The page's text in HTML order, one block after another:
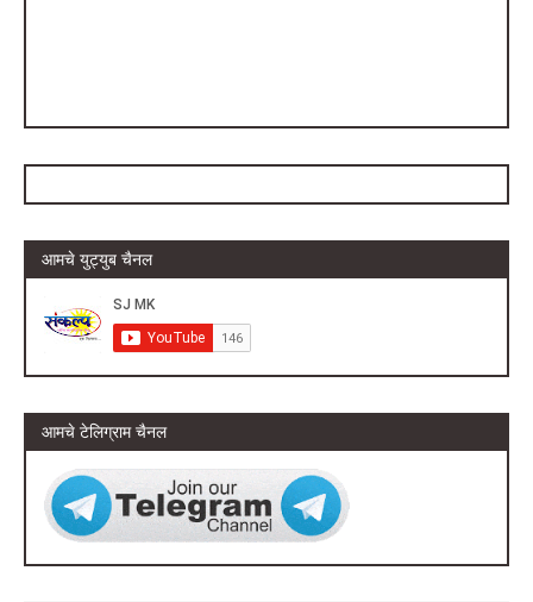
आमचे युट्युब चैनल
आमचे टेलिग्राम चैनल